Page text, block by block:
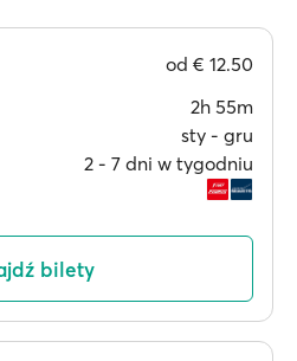
od € 12.50
2h 55m
sty ‐ gru
2 ‐ 7 dni w tygodniu
bilety